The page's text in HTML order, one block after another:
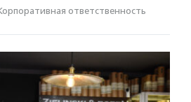
ответственность